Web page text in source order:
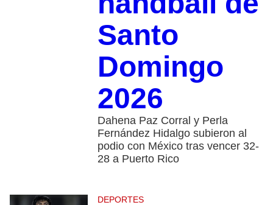
Santo
Domingo
2026
Dahena Paz Corral y Perla
Fernández Hidalgo subieron al
podio con México tras vencer 32-
28 a Puerto Rico
DEPORTES